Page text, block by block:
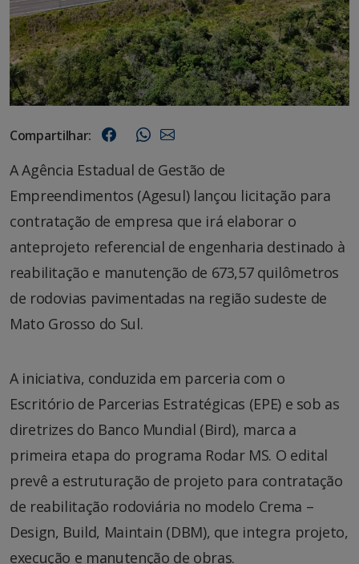
Compartilhar:
A Agência Estadual de Gestão de
Empreendimentos (Agesul) lançou licitação para
contratação de empresa que irá elaborar o
anteprojeto referencial de engenharia destinado à
reabilitação e manutenção de 673,57 quilômetros
de rodovias pavimentadas na região sudeste de
Mato Grosso do Sul.
A iniciativa, conduzida em parceria com o
Escritório de Parcerias Estratégicas (EPE) e sob as
diretrizes do Banco Mundial (Bird), marca a
primeira etapa do programa Rodar MS. O edital
prevê a estruturação de projeto para contratação
de reabilitação rodoviária no modelo Crema –
Design, Build, Maintain (DBM), que integra projeto,
execução e manutenção de obras.